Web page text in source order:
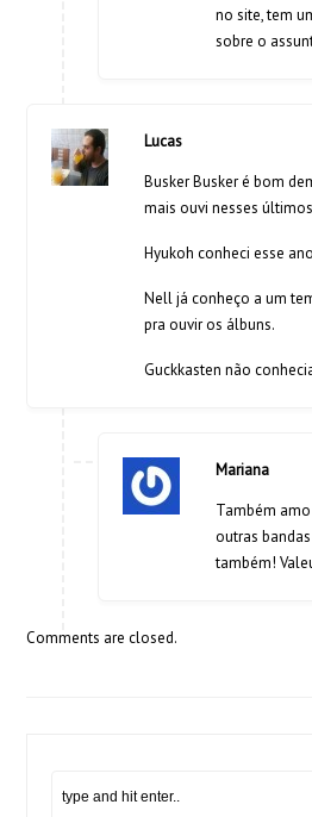
no site, tem
sobre o
Lucas
Busker Busker é bom
mais ouvi nesses
Hyukoh conheci esse
Nell já conheço a um
pra ouvir os álbuns.
Guckkasten não
Mariana
Também
outras
também!
Comments are closed.